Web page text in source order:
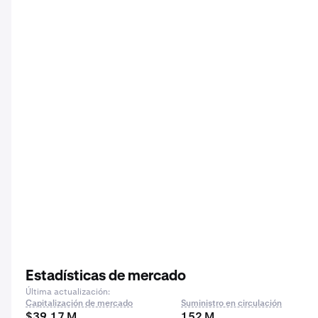
Estadísticas de mercado
Última actualización:
Capitalización de mercado
Suministro en circulación